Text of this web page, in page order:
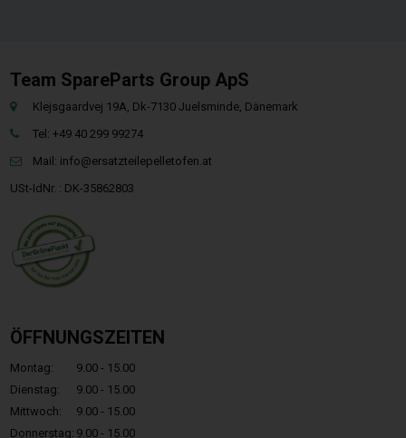
Team SpareParts Group ApS
Klejsgaardvej 19A, Dk-7130 Juelsminde, Dänemark
Tel: +49 40 299 99274
Mail: info@ersatzteilepelletofen.at
USt-IdNr. : DK-35862803
ÖFFNUNGSZEITEN
Montag:
9.00 - 15.00
Dienstag:
9.00 - 15.00
Mittwoch:
9.00 - 15.00
Donnerstag: 9.00 - 15.00